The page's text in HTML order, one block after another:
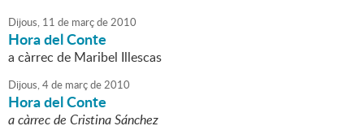
Dijous, 11 de marçde2010
Hora del Conte
a càrrec de Maribel Illescas
Dijous,4de marçde2010
Hora del Conte
a càrrec de Cristina Sánchez